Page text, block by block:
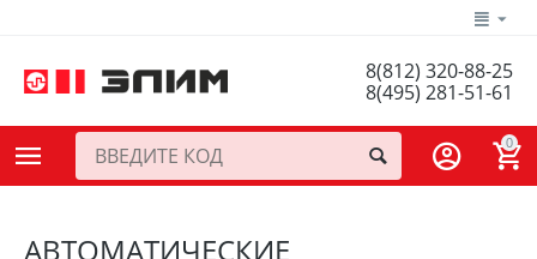
8(812) 320-88-25
8(495) 281-51-61
0
АВТОМАТИЧЕСКИЕ